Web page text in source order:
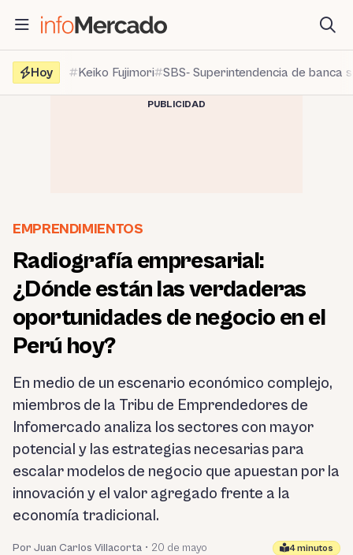
contenido
Hoy
Keiko Fujimori SBS- Superintendencia de banca
PUBLICIDAD
EMPRENDIMIENTOS
Radiografía empresarial:
¿Dónde están las verdaderas
oportunidades de negocio en el
Perú hoy?
En medio de un escenario económico complejo,
miembros de la Tribu de Emprendedores de
Infomercado analiza los sectores con mayor
potencial y las estrategias necesarias para
escalar modelos de negocio que apuestan por la
innovación y el valor agregado frente a la
economía tradicional.
Por Juan Carlos Villacorta • 20 de mayo 4 minutos